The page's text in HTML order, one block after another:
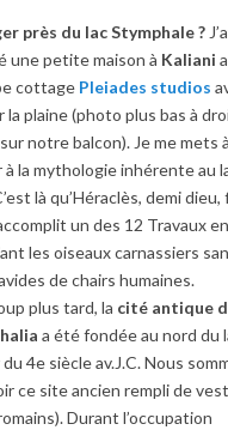
près du lac Stymphale ?
une petite maison à Kaliani
cottage Pleiades studios
la plaine (photo plus bas à
notre balcon). Je me mets à
à la mythologie inhérente au
là qu’Héraclès, demi dieu,
un des 12 Travaux en
les oiseaux carnassiers
de chairs humaines.
plus tard, la cité antique
a été fondée au nord du
4e siècle av.J.C. Nous
ce site ancien rempli de
Durant l’occupation